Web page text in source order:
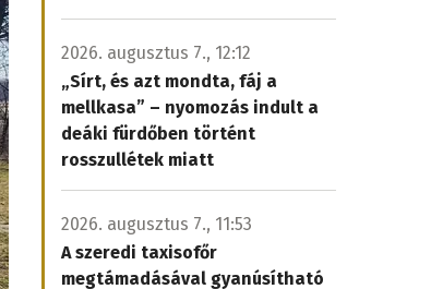
2026. augusztus 7., 12:12
„Sírt, és azt mondta, fáj a
mellkasa” – nyomozás indult a
deáki fürdőben történt
rosszullétek miatt
2026. augusztus 7., 11:53
A szeredi taxisofőr
megtámadásával gyanúsítható